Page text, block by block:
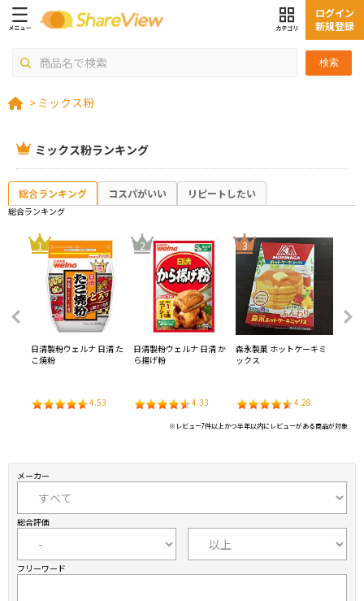
検索
ログイン
新規登録
> ミックス粉
ミックス粉ランキング
総合ランキング コスパがいい リピートしたい
総合ランキング
1
日清製粉ウェルナ 日清 た
こ焼粉
4.53
2
日清製粉ウェルナ 日清 か
ら揚げ粉
4.33
3
森永製菓 ホットケーキミ
ックス
4.28
※レビュー7件以上かつ半年以内にレビューがある商品が対象
メーカー
総合評価
フリーワード